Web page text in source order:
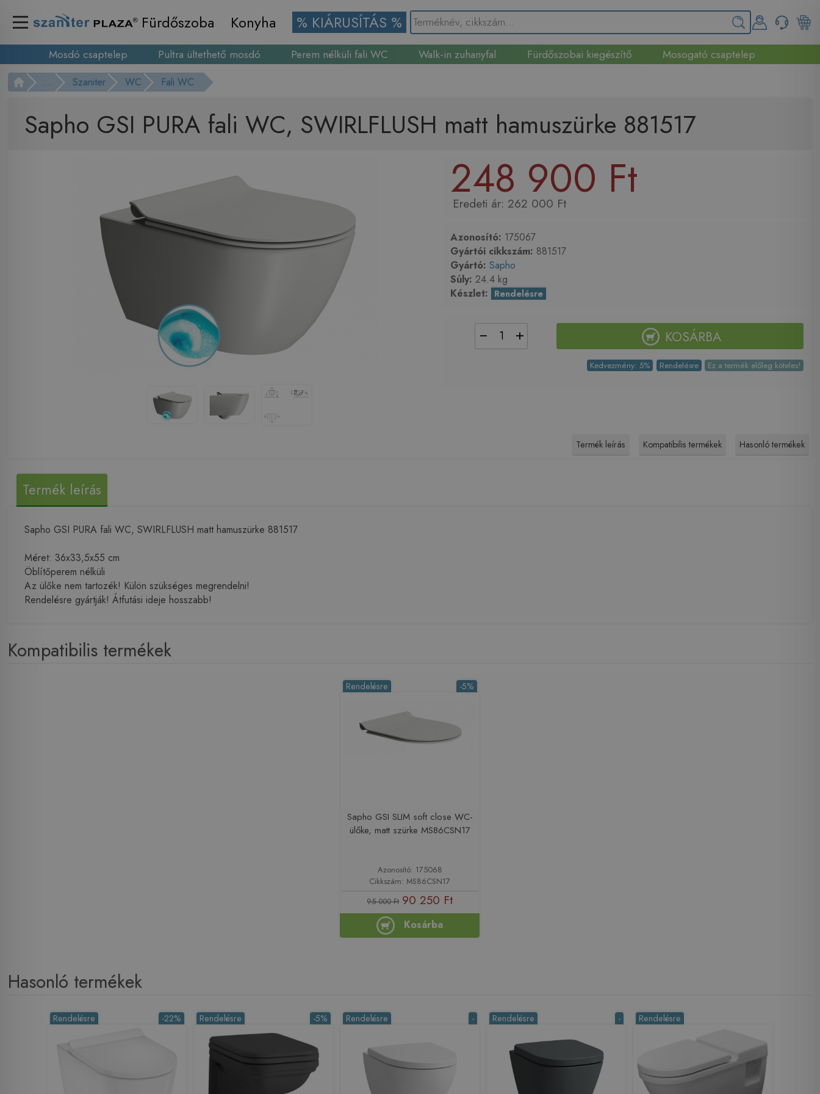
Fürdőszoba Konyha % KIÁRUSÍTÁS %
Mosdó csaptelep Pultra ültethető mosdó Perem nélküli fali WC Walk-in zuhanyfal Fürdőszobai kiegészítő
Mosogató csaptelep
... Szaniter WC Fali WC
Sapho GSI PURA fali WC, SWIRLFLUSH matt hamuszürke 881517
248 900 Ft
262 000 Ft
Azonosító: 175067
Gyártói cikkszám: 881517
Gyártó: Sapho
Súly: 24.4 kg
Készlet: Rendelésre
KOSÁRBA
− +
Kedvezmény: 5% Rendelésre Ez a termék előleg köteles!
Termék leírás Kompatibilis termékek Hasonló termékek
Termék leírás
Sapho GSI PURA fali WC, SWIRLFLUSH matt hamuszürke 881517
Méret: 36x33,5x55 cm
Öblítőperem nélküli
Az ülőke nem tartozék! Külön szükséges megrendelni!
Rendelésre gyártják! Átfutási ideje hosszabb!
Kompatibilis termékek
-5%
Rendelésre
Sapho GSI SLIM soft close WC-
ülőke, matt szürke MS86CSN17
Azonosító: 175068
Cikkszám: MS86CSN17
95 000 Ft 90 250 Ft
Kosárba
Hasonló termékek
-22%
Rendelésre -5%
Rendelésre -
Rendelésre -
Rendelésre Rendelésre